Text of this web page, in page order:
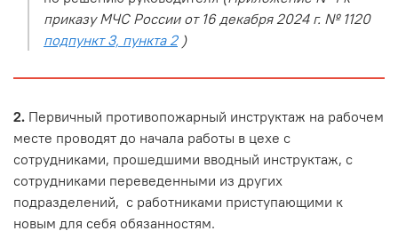
приказу МЧС России от 16 декабря 2024 г. № 1120
подпункт 3, пункта 2)
2. Первичный противопожарный инструктаж на рабочем
месте проводят до начала работы в цехе с
сотрудниками, прошедшими вводный инструктаж, с
сотрудниками переведенными из других
подразделений, с работниками приступающими к
новым для себя обязанностям.